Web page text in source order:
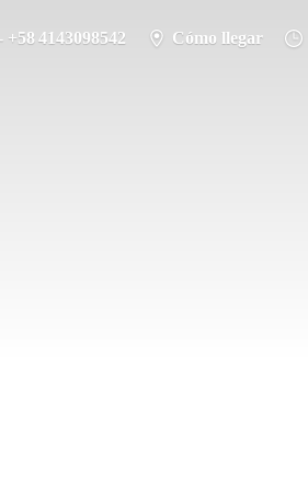
+58 4143098542 Cómo llegar